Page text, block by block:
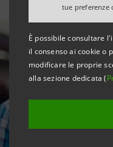
tue preferenze
È possibile consultare
il consenso ai cookie o
modificare le proprie
alla sezione dedicata (